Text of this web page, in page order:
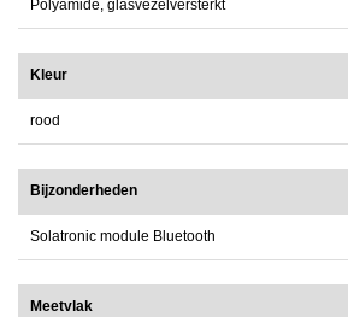
Polyamide, glasvezelversterkt
Kleur
rood
Bijzonderheden
Solatronic module Bluetooth
Meetvlak